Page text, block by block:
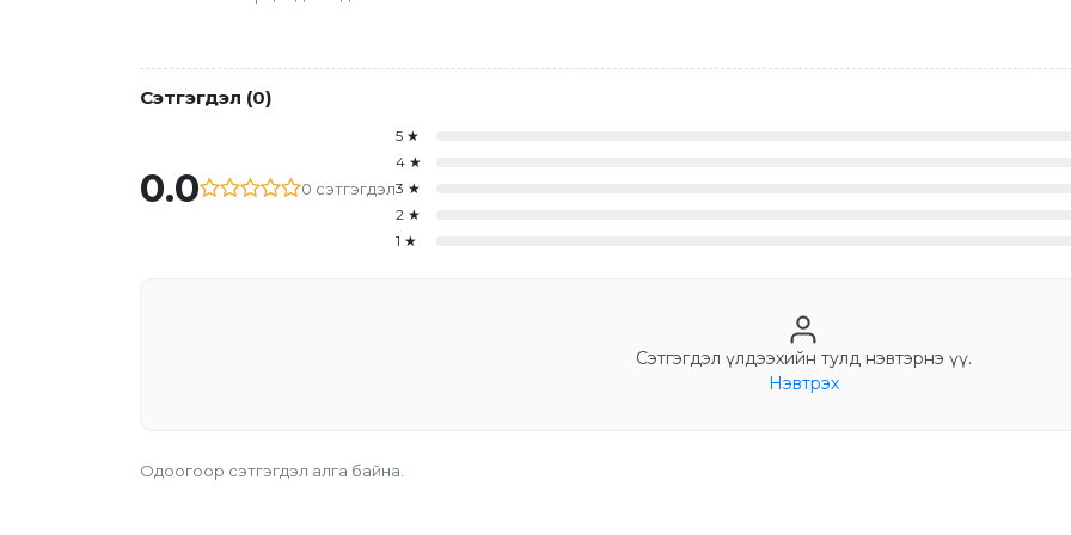
Сэтгэгдэл (0)
0.0 0 сэтгэгдэл
5 ★
4 ★
3 ★
2 ★
1 ★
Сэтгэгдэл үлдээхийн тулд нэвтэрнэ үү.
Нэвтрэх
Одоогоор сэтгэгдэл алга байна.